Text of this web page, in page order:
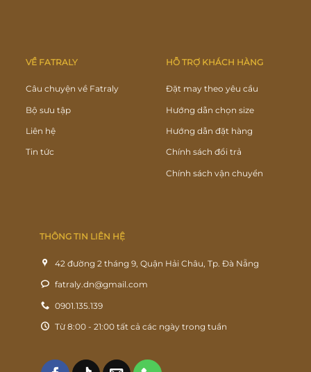
VỀ FATRALY
Câu chuyện về Fatraly
Bộ sưu tập
Liên hệ
Tin tức
HỖ TRỢ KHÁCH HÀNG
Đặt may theo yêu cầu
Hướng dẫn chọn size
Hướng dẫn đặt hàng
Chính sách đổi trả
Chính sách vận chuyển
THÔNG TIN LIÊN HỆ
42 đường 2 tháng 9, Quận Hải Châu, Tp. Đà Nẵng
fatraly.dn@gmail.com
0901.135.139
Từ 8:00 - 21:00 tất cả các ngày trong tuần